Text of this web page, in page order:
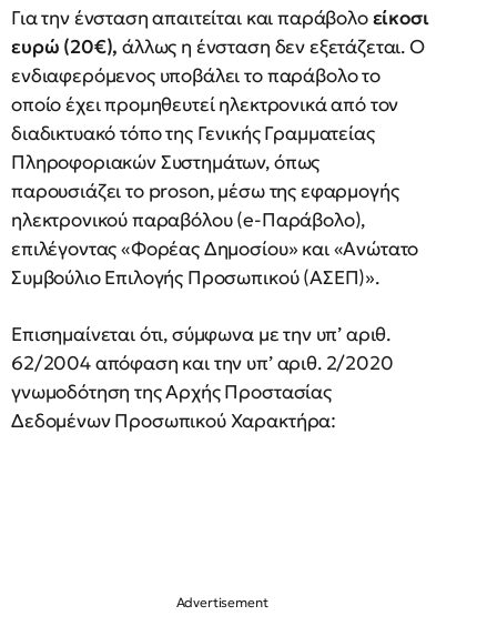
Για την ένσταση απαιτείται και παράβολοείκοσι
ευρώ (20€), άλλως η ένσταση δεν εξετάζεται. Ο
ενδιαφερόμενος υποβάλει το παράβολο το
οποίο έχει προμηθευτεί ηλεκτρονικά από τον
διαδικτυακό τόπο της Γενικής Γραμματείας
Πληροφοριακών Συστημάτων, όπως
παρουσιάζει το proson, μέσω της εφαρμογής
ηλεκτρονικού παραβόλου (e-Παράβολο),
επιλέγοντας «Φορέας Δημοσίου» και «Ανώτατο
Συμβούλιο Επιλογής Προσωπικού (ΑΣΕΠ)».
Επισημαίνεται ότι, σύμφωνα με την υπ’ αριθ.
62/2004 απόφαση και την υπ’ αριθ. 2/2020
γνωμοδότηση της Αρχής Προστασίας
Δεδομένων Προσωπικού Χαρακτήρα: